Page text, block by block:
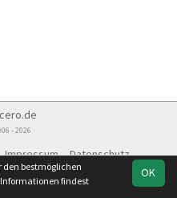
- 2026
Impressum
Datenschutz
OK
den bestmöglichen
findest